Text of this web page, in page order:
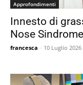
Approfondimenti
Innesto di
Nose Sindrome
francesca - 10 Luglio 2026